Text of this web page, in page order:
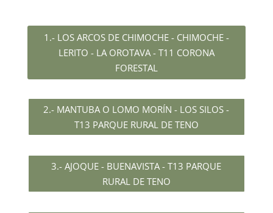
1.- LOS ARCOS DE CHIMOCHE - CHIMOCHE -
LERITO - LA OROTAVA - T11 CORONA
FORESTAL
2.- MANTUBA O LOMO MORÍN - LOS SILOS -
T13 PARQUE RURAL DE TENO
3.- AJOQUE - BUENAVISTA - T13 PARQUE
RURAL DE TENO